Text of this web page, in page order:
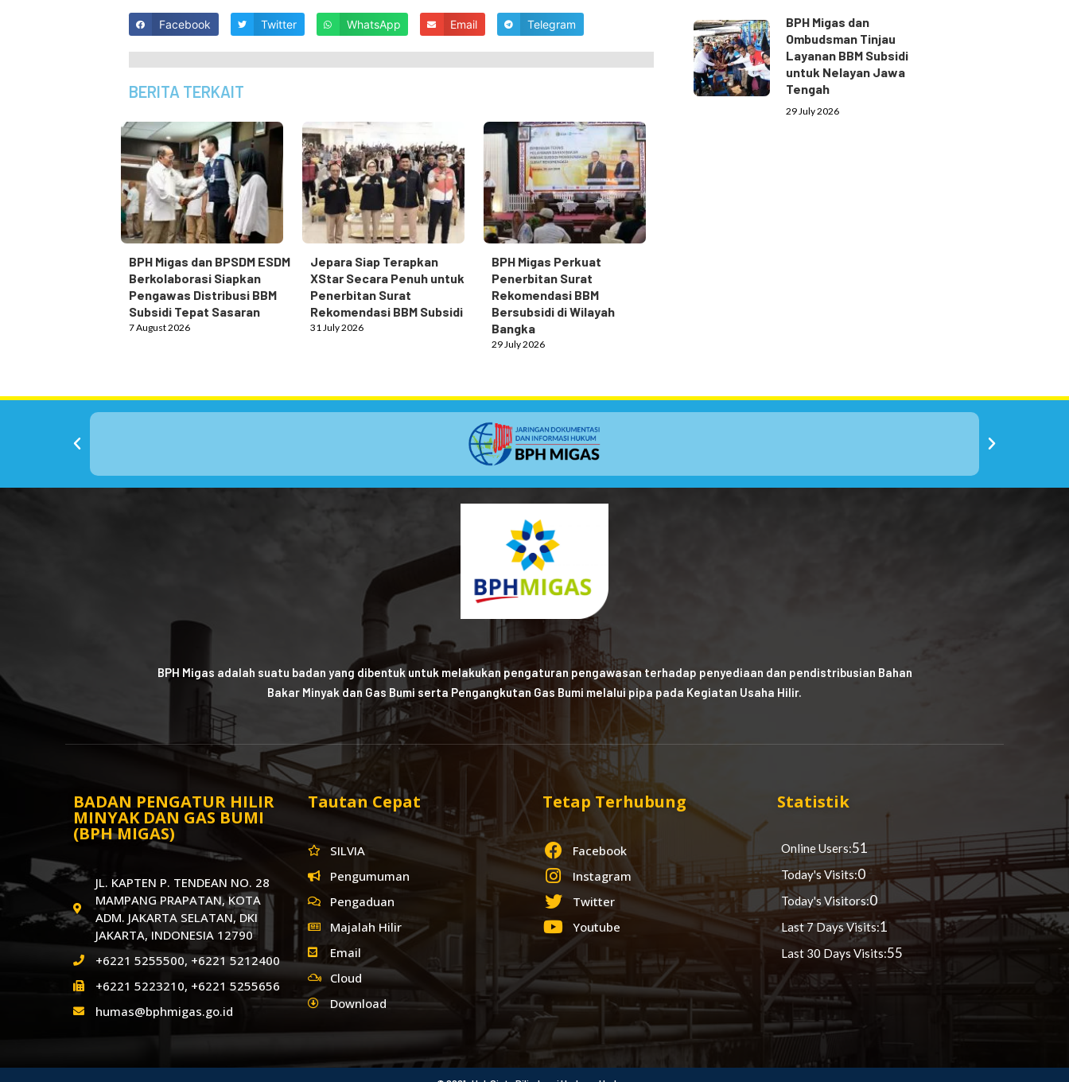
Facebook Twitter WhatsApp Email Telegram
BERITA TERKAIT
BPH Migas dan BPSDM ESDM
Berkolaborasi Siapkan
Pengawas Distribusi BBM
Subsidi Tepat Sasaran
7 August 2026
Jepara Siap Terapkan
XStar Secara Penuh untuk
Penerbitan Surat
Rekomendasi BBM Subsidi
31 July 2026
BPH Migas Perkuat
Penerbitan Surat
Rekomendasi BBM
Bersubsidi di Wilayah
Bangka
29 July 2026
BPH Migas dan
Ombudsman Tinjau
Layanan BBM Subsidi
untuk Nelayan Jawa
Tengah
29 July 2026
BPH Migas adalah suatu badan yang dibentuk untuk melakukan pengaturan pengawasan terhadap penyediaan dan pendistribusian Bahan
Bakar Minyak dan Gas Bumi serta Pengangkutan Gas Bumi melalui pipa pada Kegiatan Usaha Hilir.
BADAN PENGATUR HILIR
MINYAK DAN GAS BUMI
(BPH MIGAS)
JL. KAPTEN P. TENDEAN NO. 28
MAMPANG PRAPATAN, KOTA
ADM. JAKARTA SELATAN, DKI
JAKARTA, INDONESIA 12790
+6221 5255500, +6221 5212400
+6221 5223210, +6221 5255656
humas@bphmigas.go.id
Tautan Cepat
SILVIA
Pengumuman
Pengaduan
Majalah Hilir
Email
Cloud
Download
Tetap Terhubung
Facebook
Instagram
Twitter
Youtube
Statistik
Online Users:51
Today's Visits:0
Today's Visitors:0
Last 7 Days Visits:1
Last 30 Days Visits:55